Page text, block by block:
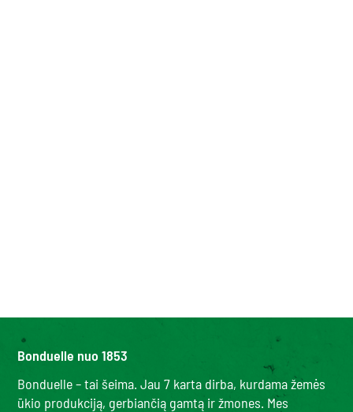
Bonduelle nuo 1853
Bonduelle – tai šeima. Jau 7 karta dirba, kurdama žemės
ūkio produkciją, gerbiančią gamtą ir žmones. Mes